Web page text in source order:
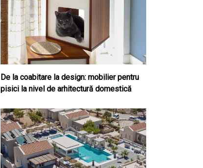
De la coabitare la design: mobilier pentru
pisici la nivel de arhitectură domestică